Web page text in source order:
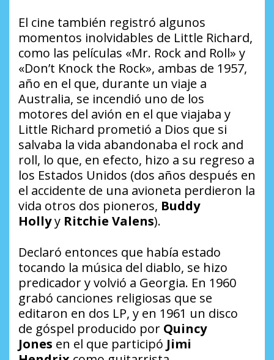
El cine también registró algunos
momentos inolvidables de Little Richard,
como las películas «Mr. Rock and Roll» y
«Don’t Knock the Rock», ambas de 1957,
año en el que, durante un viaje a
Australia, se incendió uno de los
motores del avión en el que viajaba y
Little Richard prometió a Dios que si
salvaba la vida abandonaba el rock and
roll, lo que, en efecto, hizo a su regreso a
los Estados Unidos (dos años después en
el accidente de una avioneta perdieron la
vida otros dos pioneros, Buddy
Hollyy Ritchie Valens).
Declaró entonces que había estado
tocando la música del diablo, se hizo
predicador y volvió a Georgia. En 1960
grabó canciones religiosas que se
editaron en dos LP, y en 1961 un disco
de góspel producido por Quincy
Jones en el que participó Jimi